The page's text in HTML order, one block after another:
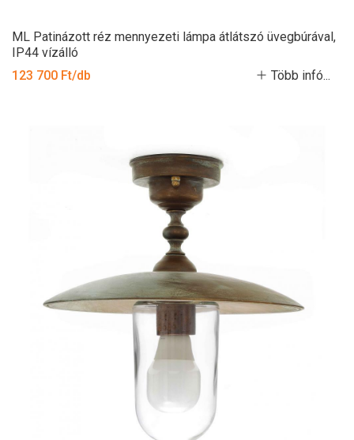
ML Patinázott réz mennyezeti lámpa átlátszó üvegbúrával,
IP44 vízálló
123 700 Ft/db
Több infó...